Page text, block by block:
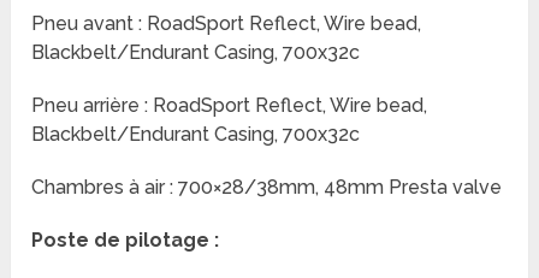
Pneu avant : RoadSport Reflect, Wire bead,
Blackbelt/Endurant Casing, 700x32c
Pneu arrière : RoadSport Reflect, Wire bead,
Blackbelt/Endurant Casing, 700x32c
Chambres à air : 700×28/38mm, 48mm Presta valve
Poste de pilotage :